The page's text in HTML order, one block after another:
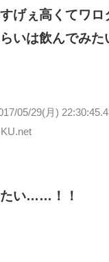
げぇ高くてワロ
いは飲んでみた
05/29(月)
い……！！